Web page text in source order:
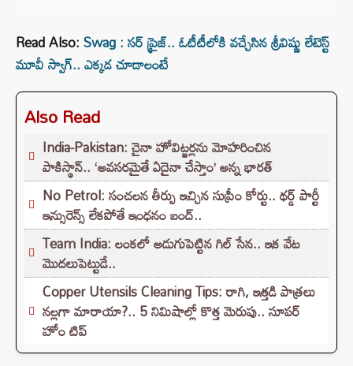
Read Also:Swag : సర్ ప్రైజ్.. ఓటీటీలోకి వచ్చేసిన శ్రీవిష్ణు లేటెస్ట్
మూవీ స్వాగ్.. ఎక్కడ చూడాలంటే
Also Read
India-Pakistan: చైనా హోవిట్జర్లను మోహరించిన
పాకిస్థాన్.. ‘అవసరమైతే ఏదైనా చేస్తాం’ అన్న భారత్
No Petrol: సంచలన తీర్పు ఇచ్చిన సుప్రీం కోర్టు.. థర్డ్ పార్టీ
ఇన్సురెన్స్ లేకపోతే ఇంధనం బంద్..
Team India: లంకలో అడుగుపెట్టిన గిల్ సేన.. ఇక వేట
మొదలుపెట్టుడే..
Copper Utensils Cleaning Tips: రాగి, ఇత్తడి పాత్రలు
నల్లగా మారాయా?.. 5 నిమిషాల్లో కొత్త మెరుపు.. సూపర్
హోం టిప్